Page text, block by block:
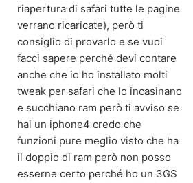
riapertura di safari tutte le pagine
verrano ricaricate), però ti
consiglio di provarlo e se vuoi
facci sapere perché devi contare
anche che io ho installato molti
tweak per safari che lo incasinano
e succhiano ram però ti avviso se
hai un iphone4 credo che
funzioni pure meglio visto che ha
il doppio di ram però non posso
esserne certo perché ho un 3GS